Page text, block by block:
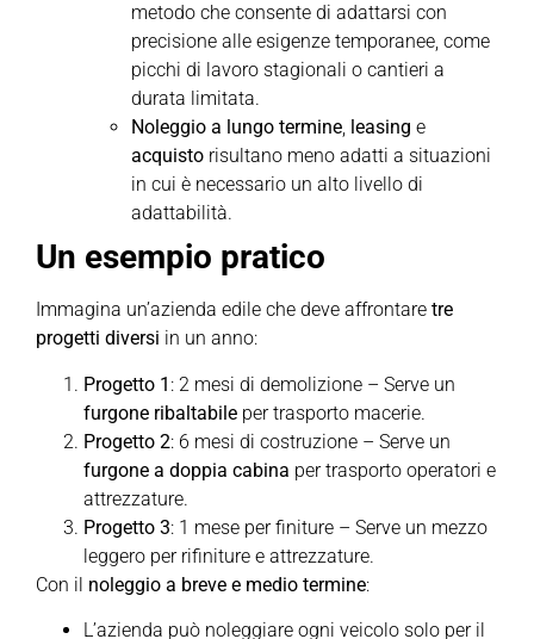
metodo che consente di adattarsi con
precisione alle esigenze temporanee, come
picchi di lavoro stagionali o cantieri a
durata limitata.
Noleggio a lungo termine, leasing e
acquisto risultano meno adatti a situazioni
in cui è necessario un alto livello di
adattabilità.
Un esempio pratico
Immagina un’azienda edile che deve affrontare tre
progetti diversi in un anno:
Progetto 1 : 2 mesi di demolizione – Serve un
furgone ribaltabile per trasporto macerie.
Progetto 2: 6 mesi di costruzione – Serve un
furgone a doppia cabina per trasporto operatori e
attrezzature.
Progetto 3: 1 mese per finiture – Serve un mezzo
leggero per rifiniture e attrezzature.
Con il noleggio a breve e medio termine:
L’azienda può noleggiare ogni veicolo solo per il